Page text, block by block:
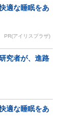
適な睡眠をあ
PR(アイリスプラザ)
究者が、進路
適な睡眠をあ